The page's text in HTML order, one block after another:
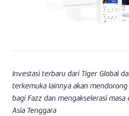
Investasi terbaru dari Tiger Global
terkemuka lainnya akan
bagi Fazz dan mengakselerasi
Asia Tenggara